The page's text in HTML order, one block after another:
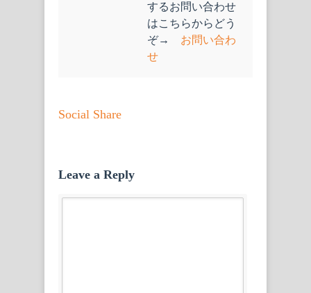
するお問い合わせ
はこちらからどう
ぞ→ お問い合わ
せ
Social Share
Leave a Reply